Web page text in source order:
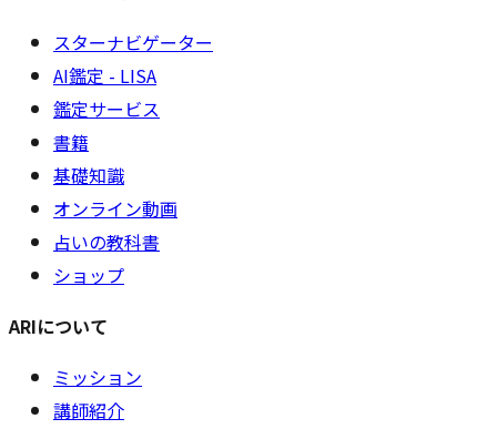
スターナビゲーター
AI鑑定 - LISA
鑑定サービス
書籍
基礎知識
オンライン動画
占いの教科書
ショップ
ARIについて
ミッション
講師紹介